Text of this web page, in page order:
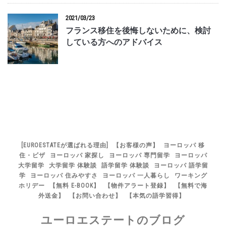
2021/03/23
フランス移住を後悔しないために、検討
している方へのアドバイス
[EUROESTATEが選ばれる理由] 【お客様の声】
ヨーロッパ 移
住・ビザ
ヨーロッパ 家探し ヨーロッパ 専門留学
ヨーロッパ
大学留学
大学留学 体験談 語学留学 体験談
ヨーロッパ 語学留
学
ヨーロッパ 住みやすさ ヨーロッパ 一人暮らし
ワーキング
ホリデー
【無料 E-BOOK】 【物件アラート登録】
【無料で海
外送金】
【お問い合わせ】 【本気の語学習得】
ユーロエステートのブログ